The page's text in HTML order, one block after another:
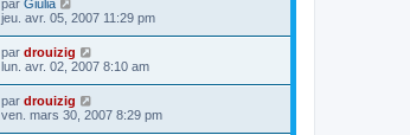
par Giulia
jeu. avr. 05, 2007 11:29 pm
par drouizig
lun. avr. 02, 2007 8:10 am
par drouizig
ven. mars 30, 2007 8:29 pm